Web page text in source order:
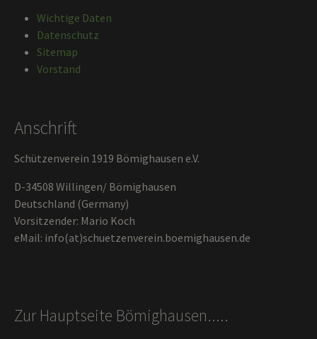
Wichtige Daten
Datenschutz
Sitemap
Vorstand
Anschrift
Schützenverein 1919 Bömighausen e.V.
D-34508 Willingen/ Bömighausen
Deutschland (Germany)
Vorsitzender: Mario Koch
eMail: info(at)schuetzenverein.boemighausen.de
Zur Hauptseite Bömighausen.....